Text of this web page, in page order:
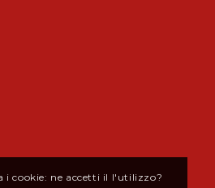
i cookie: ne accetti il l'utilizzo?